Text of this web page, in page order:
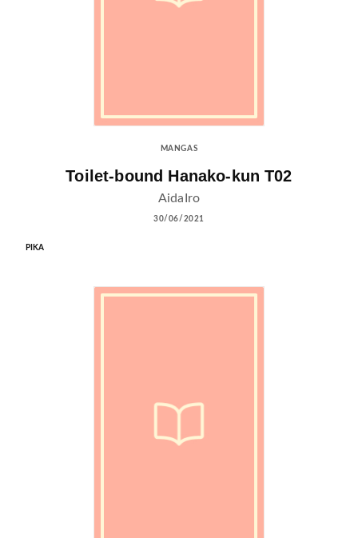
MANGAS
Toilet-bound Hanako-kun T02
AidaIro
30/06/2021
PIKA